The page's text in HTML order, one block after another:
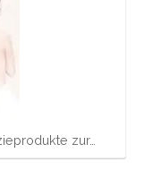
zur…